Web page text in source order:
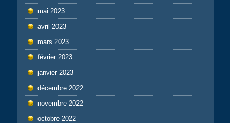
mai 2023
avril 2023
mars 2023
février 2023
janvier 2023
décembre 2022
novembre 2022
octobre 2022